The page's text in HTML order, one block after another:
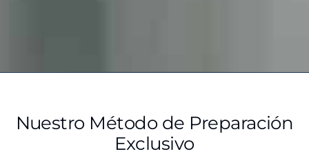
Nuestro Método de Preparación
Exclusivo